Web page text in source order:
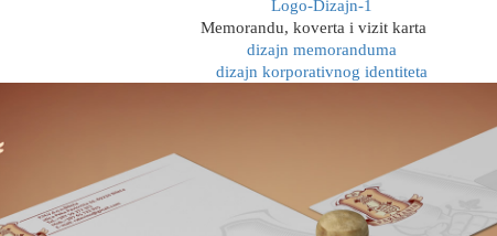
Memorandu, koverta i vizit karta